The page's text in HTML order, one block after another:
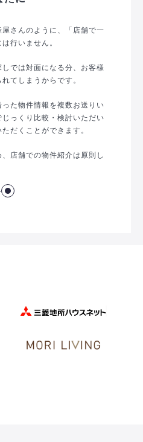
さんのように、「店舗で一
行いません。
では対面になる分、お客様
てしまうからです。
た物件情報を複数お送りい
っくり比較・検討いただい
だくことができます。
店舗での物件紹介は原則し